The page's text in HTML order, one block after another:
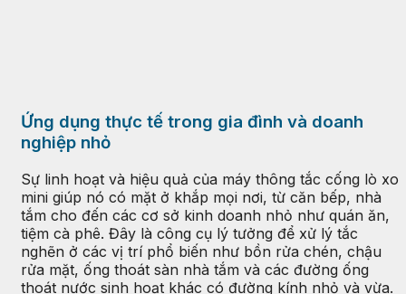
Ứng dụng thực tế trong gia đình và doanh
nghiệp nhỏ
Sự linh hoạt và hiệu quả của máy thông tắc cống lò xo
mini giúp nó có mặt ở khắp mọi nơi, từ căn bếp, nhà
tắm cho đến các cơ sở kinh doanh nhỏ như quán ăn,
tiệm cà phê. Đây là công cụ lý tưởng để xử lý tắc
nghẽn ở các vị trí phổ biến như bồn rửa chén, chậu
rửa mặt, ống thoát sàn nhà tắm và các đường ống
thoát nước sinh hoạt khác có đường kính nhỏ và vừa.